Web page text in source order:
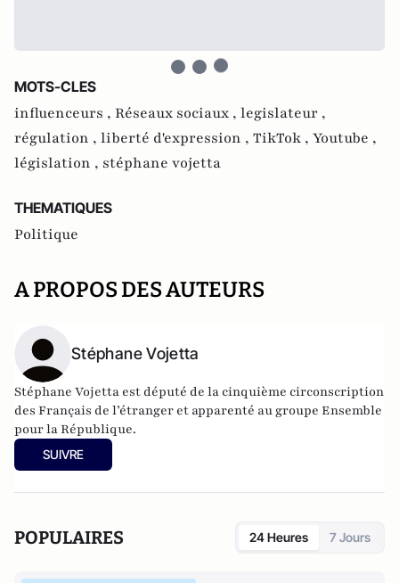
MOTS-CLES
influenceurs , Réseaux sociaux , legislateur ,
régulation , liberté d'expression , TikTok , Youtube ,
législation , stéphane vojetta
THEMATIQUES
Politique
A PROPOS DES AUTEURS
Stéphane Vojetta
Stéphane Vojetta est député de la cinquième circonscription
des Français de l’étranger et apparenté au groupe Ensemble
pour la République.
SUIVRE
POPULAIRES 24 Heures 7 Jours